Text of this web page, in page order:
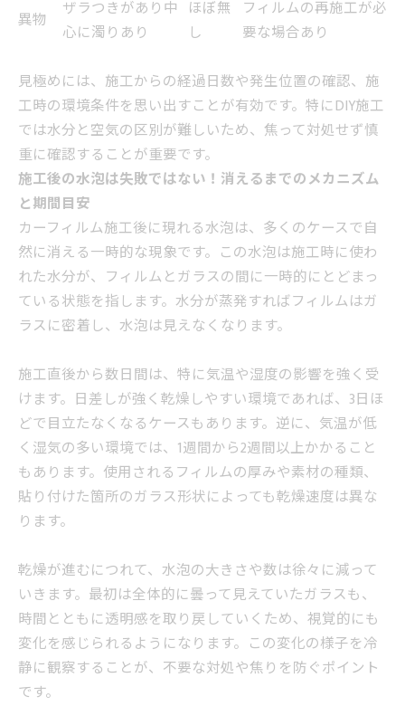
異物
ザラつきがあり中
心に濁りあり
ほぼ無
し
フィルムの再施工が必
要な場合あり
見極めには、施工からの経過日数や発生位置の確認、施
工時の環境条件を思い出すことが有効です。特にDIY施工
では水分と空気の区別が難しいため、焦って対処せず慎
重に確認することが重要です。
施工後の水泡は失敗ではない！消えるまでのメカニズム
と期間目安
カーフィルム施工後に現れる水泡は、多くのケースで自
然に消える一時的な現象です。この水泡は施工時に使わ
れた水分が、フィルムとガラスの間に一時的にとどまっ
ている状態を指します。水分が蒸発すればフィルムはガ
ラスに密着し、水泡は見えなくなります。
施工直後から数日間は、特に気温や湿度の影響を強く受
けます。日差しが強く乾燥しやすい環境であれば、3日ほ
どで目立たなくなるケースもあります。逆に、気温が低
く湿気の多い環境では、1週間から2週間以上かかること
もあります。使用されるフィルムの厚みや素材の種類、
貼り付けた箇所のガラス形状によっても乾燥速度は異な
ります。
乾燥が進むにつれて、水泡の大きさや数は徐々に減って
いきます。最初は全体的に曇って見えていたガラスも、
時間とともに透明感を取り戻していくため、視覚的にも
変化を感じられるようになります。この変化の様子を冷
静に観察することが、不要な対処や焦りを防ぐポイント
です。